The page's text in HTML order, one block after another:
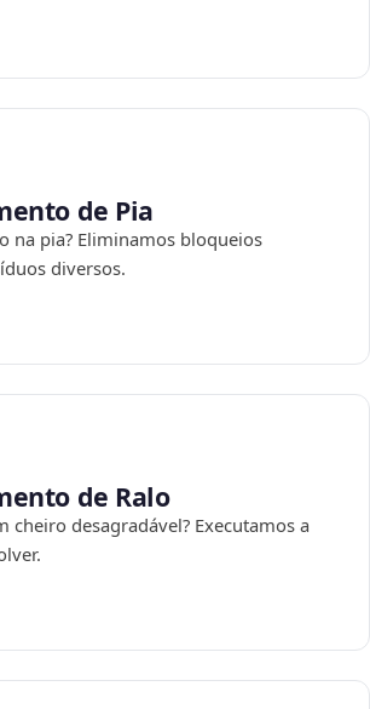
de Pia
na pia? Eliminamos bloqueios
diversos.
de Ralo
cheiro desagradável? Executamos a